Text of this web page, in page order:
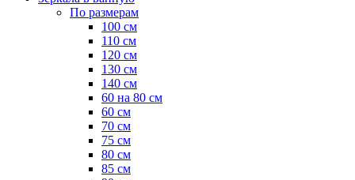
По размерам
100 см
110 см
120 см
130 см
140 см
60 на 80 см
60 см
70 см
75 см
80 см
85 см